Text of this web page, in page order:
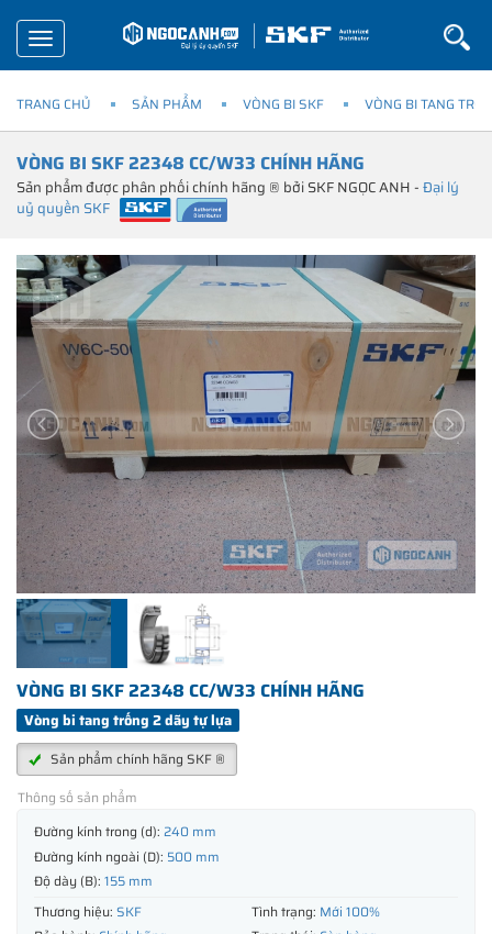
Toggle
navigation
TRANG CHỦ SẢN PHẨM VÒNG BI SKF VÒNG BI TANG
VÒNG BI SKF 22348 CC/W33 CHÍNH HÃNG
Sản phẩm được phân phối chính hãng ® bởi SKF NGỌC ANH -Đại lý
uỷ quyền SKF
VÒNG BI SKF 22348 CC/W33 CHÍNH HÃNG
Vòng bi tang trống 2 dãy tự lựa
Sản phẩm chính hãng SKF ®
Thông số sản phẩm
Đường kính trong (d): 240 mm
Đường kính ngoài (D): 500 mm
Độ dày (B): 155 mm
Thương hiệu: SKF Tình trạng: Mới 100%